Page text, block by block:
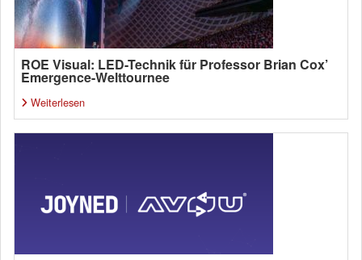
ROE Visual: LED-Technik für Professor Brian Cox’
Emergence-Welttournee
Weiterlesen